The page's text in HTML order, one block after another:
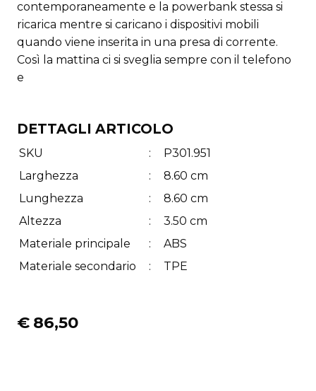
contemporaneamente e la powerbank stessa si
ricarica mentre si caricano i dispositivi mobili
quando viene inserita in una presa di corrente.
Così la mattina ci si sveglia sempre con il telefono
e
DETTAGLI ARTICOLO
SKU :
P301.951
Larghezza
:
8.60 cm
Lunghezza
:
8.60 cm
Altezza
:
3.50 cm
Materiale principale
:
ABS
Materiale secondario
: TPE
€ 86,50